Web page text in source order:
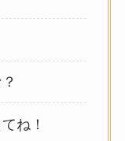
ね！